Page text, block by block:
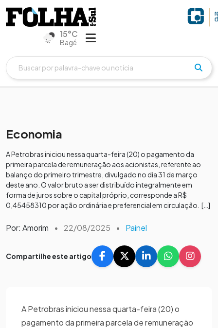
15°C
Bagé
Economia
A Petrobras iniciou nessa quarta-feira (20) o pagamento da
primeira parcela de remuneração aos acionistas, referente ao
balanço do primeiro trimestre, divulgado no dia 31 de março
deste ano. O valor bruto a ser distribuído integralmente em
forma de juros sobre o capital próprio, corresponde a R$
0,45458310 por ação ordinária e preferencial em circulação. […]
Por: Amorim • 22/08/2025 • Painel
Compartilhe este artigo
A Petrobras iniciou nessa quarta-feira (20) o
pagamento da primeira parcela de remuneração